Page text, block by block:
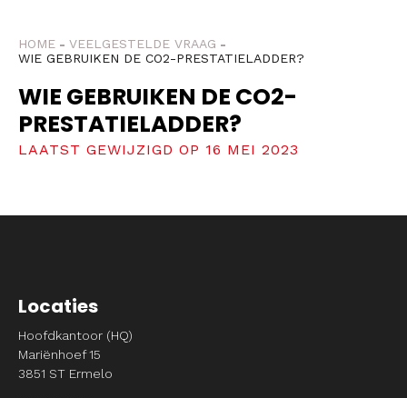
HOME
VEELGESTELDE VRAAG
WIE GEBRUIKEN DE CO2-PRESTATIELADDER?
WIE GEBRUIKEN DE CO2-
PRESTATIELADDER?
LAATST GEWIJZIGD OP 16 MEI 2023
Locaties
Hoofdkantoor (HQ)
Mariënhoef 15
3851 ST Ermelo